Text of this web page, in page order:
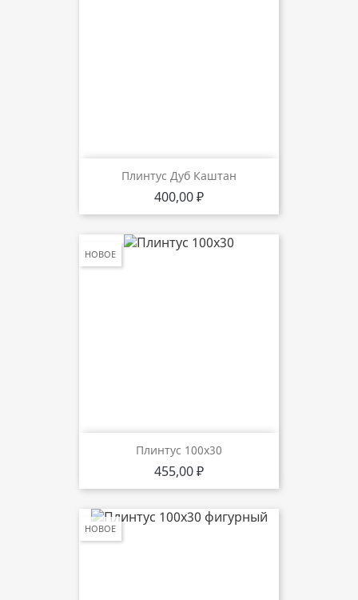
Плинтус Дуб Каштан
Цена
400,00 ₽
Плинтус 100х30
Цена
455,00 ₽
НОВОЕ
НОВОЕ